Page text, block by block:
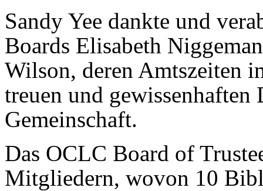
Sandy Yee dankte und
Boards Elisabeth
Wilson, deren Amtszeiten
treuen und
Gemeinschaft.
Das OCLC Board of
Mitgliedern, wovon 10